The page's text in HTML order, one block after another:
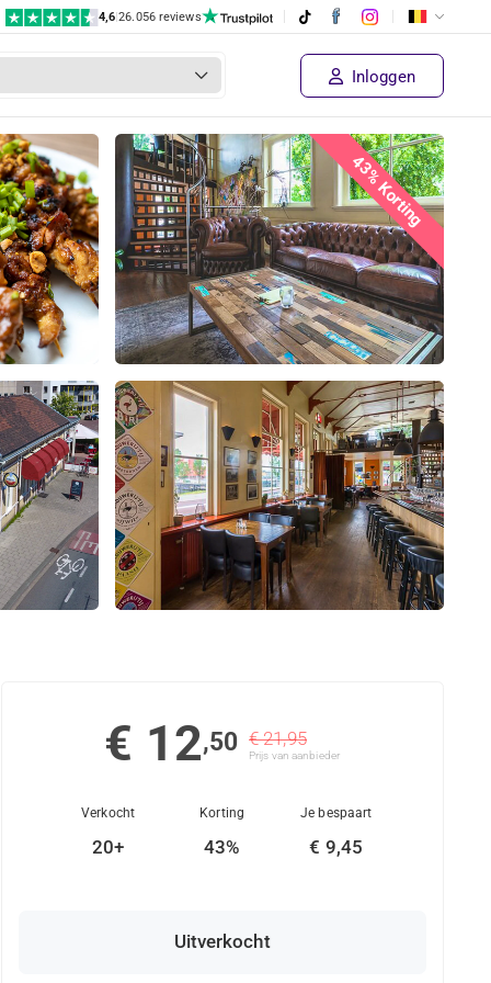
4,6|26.056 reviews
Inloggen
43% Korting
€ 12,50 € 21,95
Prijs van aanbieder
Verkocht
20+
Korting
43%
Je bespaart
€ 9,45
Uitverkocht